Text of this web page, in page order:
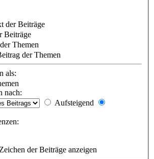
der Beiträge
Beiträge
Themen
der Themen
als:
nach:
Aufsteigend
Zeichen der Beiträge anzeigen